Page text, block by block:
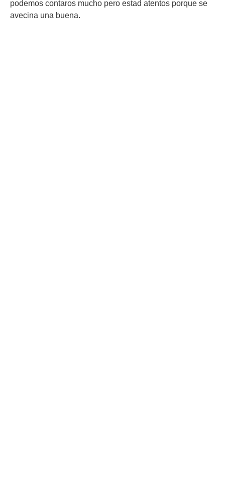
podemos contaros mucho pero estad atentos porque se
avecina una buena.